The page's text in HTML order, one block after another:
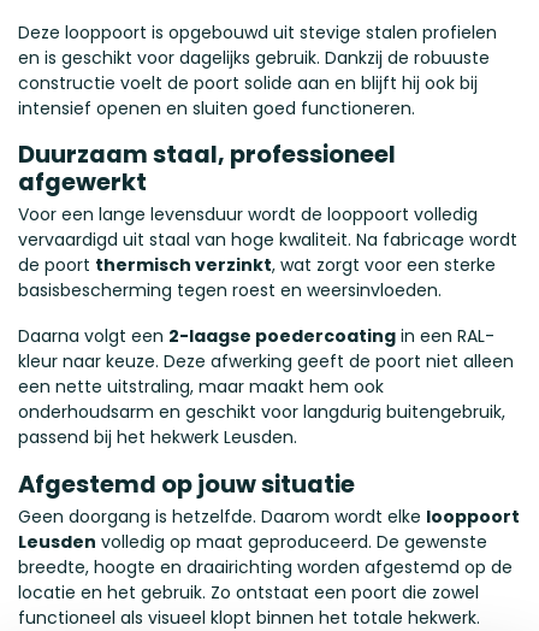
Deze looppoort is opgebouwd uit stevige stalen profielen
en is geschikt voor dagelijks gebruik. Dankzij de robuuste
constructie voelt de poort solide aan en blijft hij ook bij
intensief openen en sluiten goed functioneren.
Duurzaam staal, professioneel
afgewerkt
Voor een lange levensduur wordt de looppoort volledig
vervaardigd uit staal van hoge kwaliteit. Na fabricage wordt
de poort thermisch verzinkt, wat zorgt voor een sterke
basisbescherming tegen roest en weersinvloeden.
Daarna volgt een 2-laagse poedercoating in een RAL-
kleur naar keuze. Deze afwerking geeft de poort niet alleen
een nette uitstraling, maar maakt hem ook
onderhoudsarm en geschikt voor langdurig buitengebruik,
passend bij het hekwerk Leusden.
Afgestemd op jouw situatie
Geen doorgang is hetzelfde. Daarom wordt elke looppoort
Leusden volledig op maat geproduceerd. De gewenste
breedte, hoogte en draairichting worden afgestemd op de
locatie en het gebruik. Zo ontstaat een poort die zowel
functioneel als visueel klopt binnen het totale hekwerk.